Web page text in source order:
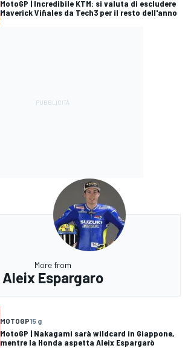
MotoGP | Incredibile KTM: si valuta di escludere
Maverick Viñales da Tech3 per il resto dell'anno
More from
Aleix Espargaro
MOTOGP15 g
MotoGP | Nakagami sarà wildcard in Giappone,
mentre la Honda aspetta Aleix Espargarò